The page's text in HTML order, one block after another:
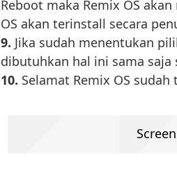
Reboot maka Remix OS
OS akan terinstall secara
9. Jika sudah menentukan
dibutuhkan hal ini sama
10. Selamat Remix OS